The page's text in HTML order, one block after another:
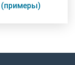
(примеры)